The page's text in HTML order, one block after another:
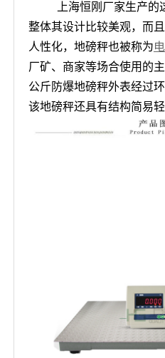
上海恒刚厂家生产的
整体其设计比较美观，而
人性化，地磅秤也被称为
厂矿、商家等场合使用的
公斤防爆地磅秤外表经过
该地磅秤还具有结构简易